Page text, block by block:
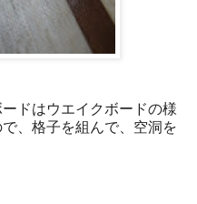
ドはウエイクボードの様
、格子を組んで、空洞を